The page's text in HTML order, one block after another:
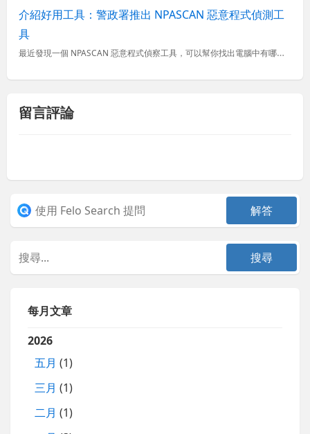
介紹好用工具：警政署推出 NPASCAN 惡意程式偵測工
具
最近發現一個 NPASCAN 惡意程式偵察工具，可以幫你找出電腦中有哪些惡意程式(病毒、木馬程式、鍵盤記憶程式等)。這是一套由內政部警政署自行研發而成的工具，採用行為比對方式進行惡意程式掃瞄，所以無須...
留言評論
每月文章
2026
五月 (1)
三月 (1)
二月 (1)